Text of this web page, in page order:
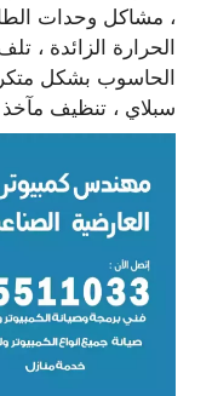
، مشاكل وحدات
الحرارة الزائدة ،
الحاسوب بشكل
سبلاي ، تنظيف